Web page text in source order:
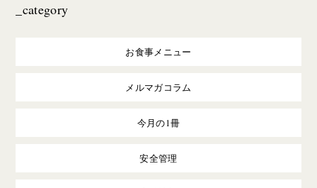
_category
お食事メニュー
メルマガコラム
今月の1冊
安全管理